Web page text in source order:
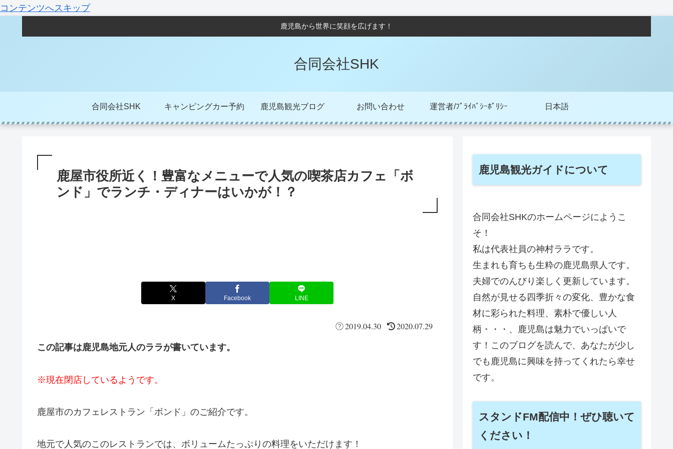
コンテンツへスキップ
鹿児島から世界に笑顔を広げます！
合同会社SHK
合同会社SHK キャンピングカー予約 鹿児島観光ブログ お問い合わせ 運営者/ﾌﾟﾗｲﾊﾞｼｰﾎﾟﾘｼｰ 日本語
鹿屋市役所近く！豊富なメニューで人気の喫茶店カフェ「ボ
ンド」でランチ・ディナーはいかが！？
X Facebook LINE
2019.04.30 2020.07.29
この記事は鹿児島地元人のララが書いています。
※現在閉店しているようです。
鹿屋市のカフェレストラン「ボンド」のご紹介です。
地元で人気のこのレストランでは、ボリュームたっぷりの料理をいただけます！
鹿児島観光ガイドについて
合同会社SHKのホームページにようこ
そ！
私は代表社員の神村ララです。
生まれも育ちも生粋の鹿児島県人です。
夫婦でのんびり楽しく更新しています。
自然が見せる四季折々の変化、豊かな食
材に彩られた料理、素朴で優しい人
柄・・・、鹿児島は魅力でいっぱいで
す！このブログを読んで、あなたが少し
でも鹿児島に興味を持ってくれたら幸せ
です。
スタンドFM配信中！ぜひ聴いて
ください！